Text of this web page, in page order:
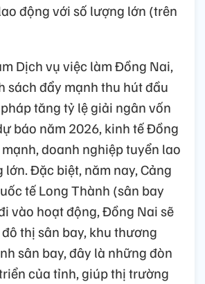
động với số lượng lớn (trên
Dịch vụ việc làm Đồng Nai,
sách đẩy mạnh thu hút đầu
tăng tỷ lệ giải ngân vốn
báo năm 2026, kinh tế Đồng
doanh nghiệp tuyển lao
Đặc biệt, năm nay, Cảng
tế Long Thành (sân bay
vào hoạt động, Đồng Nai sẽ
thị sân bay, khu thương
sân bay, đây là những đòn
của tỉnh, giúp thị trường